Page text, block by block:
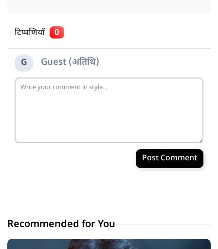
टिप्पणियाँ 0
G Guest (अतिथि)
Post Comment
Recommended for You